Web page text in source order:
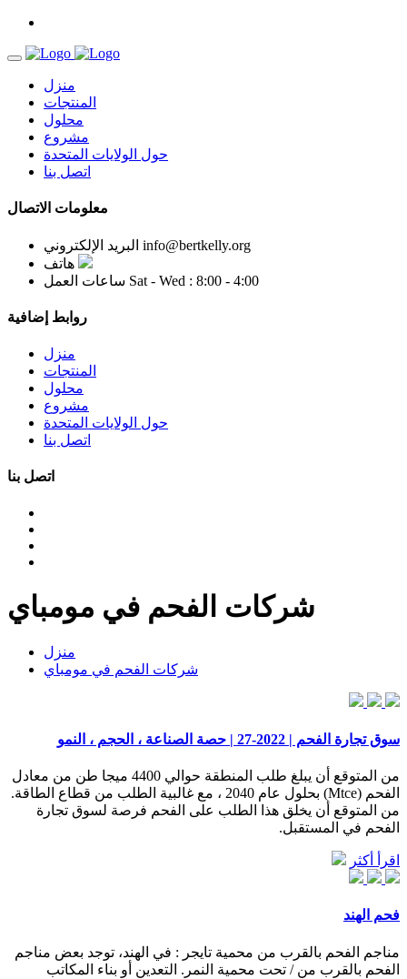
منزل
المنتجات
محلول
مشروع
حول الولايات المتحدة
اتصل بنا
معلومات الاتصال
البريد الإلكتروني info@bertkelly.org
هاتف
ساعات العمل Sat - Wed : 8:00 - 4:00
روابط إضافية
منزل
المنتجات
محلول
مشروع
حول الولايات المتحدة
اتصل بنا
اتصل بنا
شركات الفحم في مومباي
منزل
شركات الفحم في مومباي
سوق تجارة الفحم | 2022-27 | حصة الصناعة ، الحجم ، النمو
من المتوقع أن يبلغ طلب المنطقة حوالي 4400 ميجا طن من معادل
الفحم (Mtce) بحلول عام 2040 ، مع غالبية الطلب من قطاع الطاقة.
من المتوقع أن يخلق هذا الطلب على الفحم فرصة لسوق تجارة
الفحم في المستقبل.
اقرأ أكثر
فحم الهند
مناجم الفحم بالقرب من محمية تايجر : في الهند، توجد بعض مناجم
الفحم بالقرب من / تحت محمية النمر. التعدين أو بناء المكاتب